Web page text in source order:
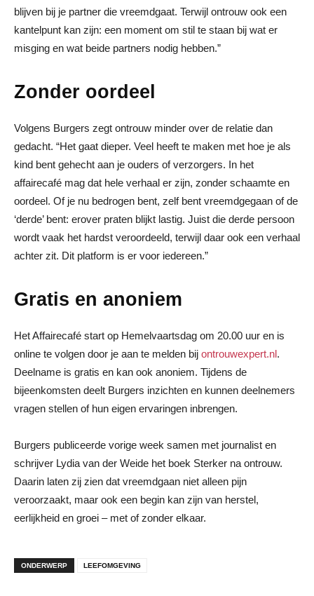
blijven bij je partner die vreemdgaat. Terwijl ontrouw ook een
kantelpunt kan zijn: een moment om stil te staan bij wat er
misging en wat beide partners nodig hebben.”
Zonder oordeel
Volgens Burgers zegt ontrouw minder over de relatie dan
gedacht. “Het gaat dieper. Veel heeft te maken met hoe je als
kind bent gehecht aan je ouders of verzorgers. In het
affairecafé mag dat hele verhaal er zijn, zonder schaamte en
oordeel. Of je nu bedrogen bent, zelf bent vreemdgegaan of de
‘derde’ bent: erover praten blijkt lastig. Juist die derde persoon
wordt vaak het hardst veroordeeld, terwijl daar ook een verhaal
achter zit. Dit platform is er voor iedereen.”
Gratis en anoniem
Het Affairecafé start op Hemelvaartsdag om 20.00 uur en is
online te volgen door je aan te melden bij ontrouwexpert.nl.
Deelname is gratis en kan ook anoniem. Tijdens de
bijeenkomsten deelt Burgers inzichten en kunnen deelnemers
vragen stellen of hun eigen ervaringen inbrengen.
Burgers publiceerde vorige week samen met journalist en
schrijver Lydia van der Weide het boek Sterker na ontrouw.
Daarin laten zij zien dat vreemdgaan niet alleen pijn
veroorzaakt, maar ook een begin kan zijn van herstel,
eerlijkheid en groei – met of zonder elkaar.
ONDERWERP LEEFOMGEVING